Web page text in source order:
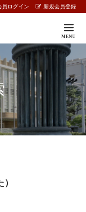
員ログイン 新規会員登録